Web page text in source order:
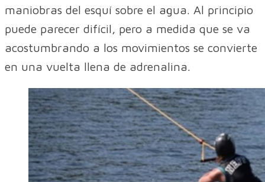
maniobras del esquí sobre el agua. Al principio
puede parecer difícil, pero a medida que se va
acostumbrando a los movimientos se convierte
en una vuelta llena de adrenalina.